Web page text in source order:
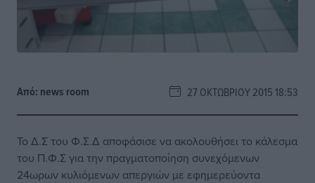
Από: news room 27 ΟΚΤΩΒΡΊΟΥ 2015 18:53
Το Δ.Σ του Φ.Σ.Δ αποφάσισε να ακολουθήσει το κάλεσμα
του Π.Φ.Σ για την πραγματοποίηση συνεχόμενων
24ωρων κυλιόμενων απεργιών με εφημερεύοντα